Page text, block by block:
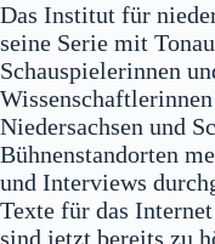
Das Institut für
seine Serie mit
Schauspielerinnen
Niedersachsen und
Bühnenstandorten
und Interviews
Texte für das
sind jetzt bereits zu